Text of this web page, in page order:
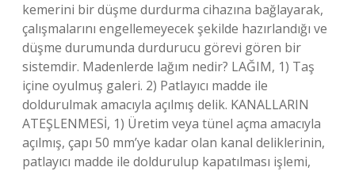
kemerini bir düşme durdurma cihazına bağlayarak,
çalışmalarını engellemeyecek şekilde hazırlandığı ve
düşme durumunda durdurucu görevi gören bir
sistemdir. Madenlerde lağım nedir? LAĞIM, 1) Taş
içine oyulmuş galeri. 2) Patlayıcı madde ile
doldurulmak amacıyla açılmış delik. KANALLARIN
ATEŞLENMESİ, 1) Üretim veya tünel açma amacıyla
açılmış, çapı 50 mm’ye kadar olan kanal deliklerinin,
patlayıcı madde ile doldurulup kapatılması işlemi,